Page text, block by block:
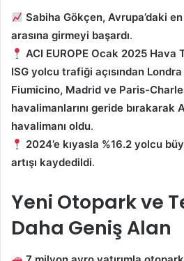
Sabiha Gökçen, Avrupa’daki
arasına girmeyi başardı.
ACI EUROPE Ocak 2025 Hava
ISG yolcu trafiği açısından
Fiumicino, Madrid ve Paris-
havalimanlarını geride bırakarak
havalimanı oldu.
2024’e kıyasla %16.2 yolcu
artışı kaydedildi.
Yeni Otopark ve
Daha Geniş Alan